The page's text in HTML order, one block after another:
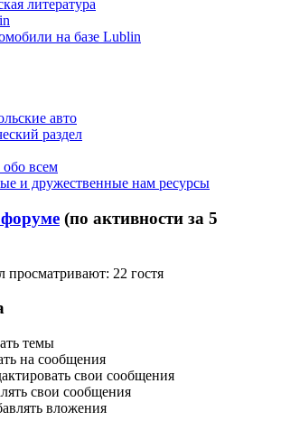
литература
на базе Lublin
авто
раздел
обо всем
и дружественные нам ресурсы
(по активности за 5
просматривают: 22 гостя
темы
на сообщения
свои сообщения
свои сообщения
вложения